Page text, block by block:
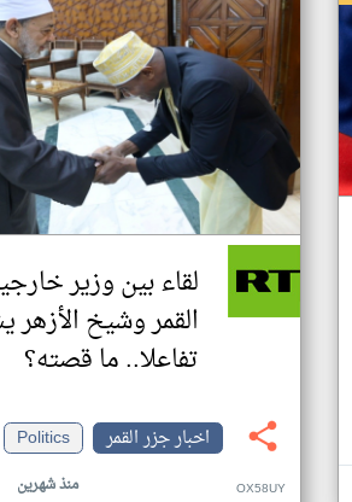
لقاء بين وزير
القمر وشيخ الأزهر
تفاعلا.. ما قصته؟
اخبار جزر القمر
Politics
منذ شهرين OX58UY